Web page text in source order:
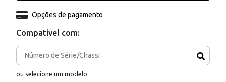
Compativel com:
ou selecione um modelo:
Opções de pagamento